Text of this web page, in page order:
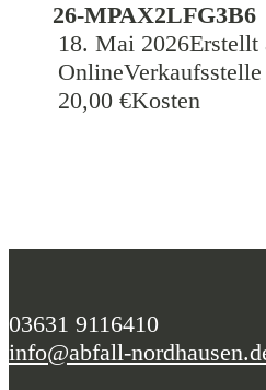
26-MPAX2LFG3B6
18. Mai 2026Erstellt
OnlineVerkaufsstelle
20,00 €Kosten
03631 9116410
info@abfall-